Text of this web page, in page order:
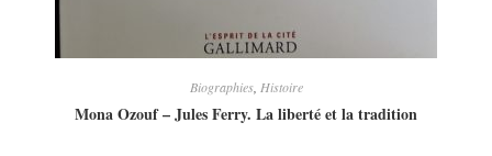
Biographies, Histoire
Mona Ozouf – Jules Ferry. La liberté et la tradition